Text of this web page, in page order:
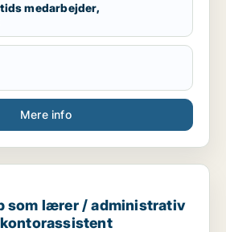
medarbejder,
Mere info
lærer / administrativ medarbejder /
som lærer / administrativ